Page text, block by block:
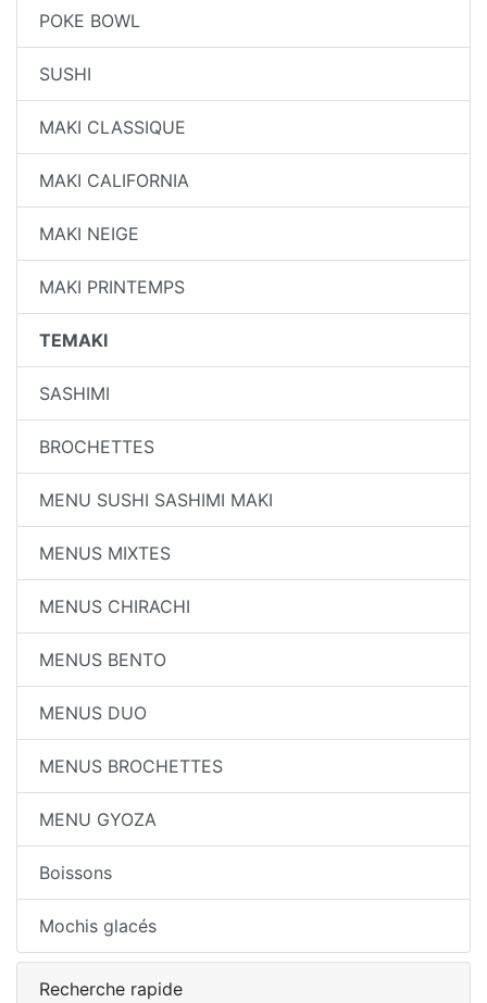
POKE BOWL
SUSHI
MAKI CLASSIQUE
MAKI CALIFORNIA
MAKI NEIGE
MAKI PRINTEMPS
TEMAKI
SASHIMI
BROCHETTES
MENU SUSHI SASHIMI MAKI
MENUS MIXTES
MENUS CHIRACHI
MENUS BENTO
MENUS DUO
MENUS BROCHETTES
MENU GYOZA
Boissons
Mochis glacés
Recherche rapide